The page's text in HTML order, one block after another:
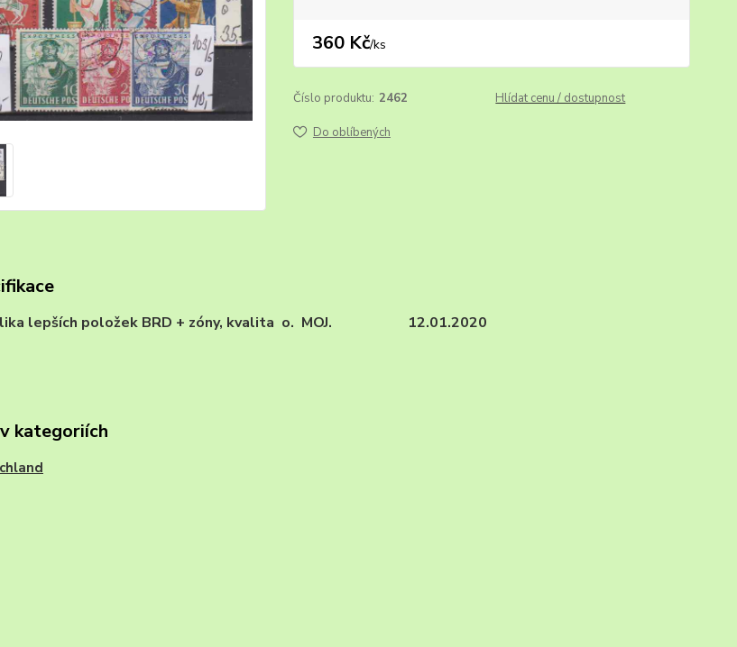
360 Kč/ks
Číslo produktu: 2462 Hlídat cenu / dostupnost
Do oblíbených
lepších položek BRD + zóny, kvalita o. MOJ. 12.01.2020
kategoriích